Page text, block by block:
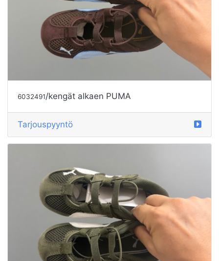
6032491/kengät alkaen PUMA
Tarjouspyyntö